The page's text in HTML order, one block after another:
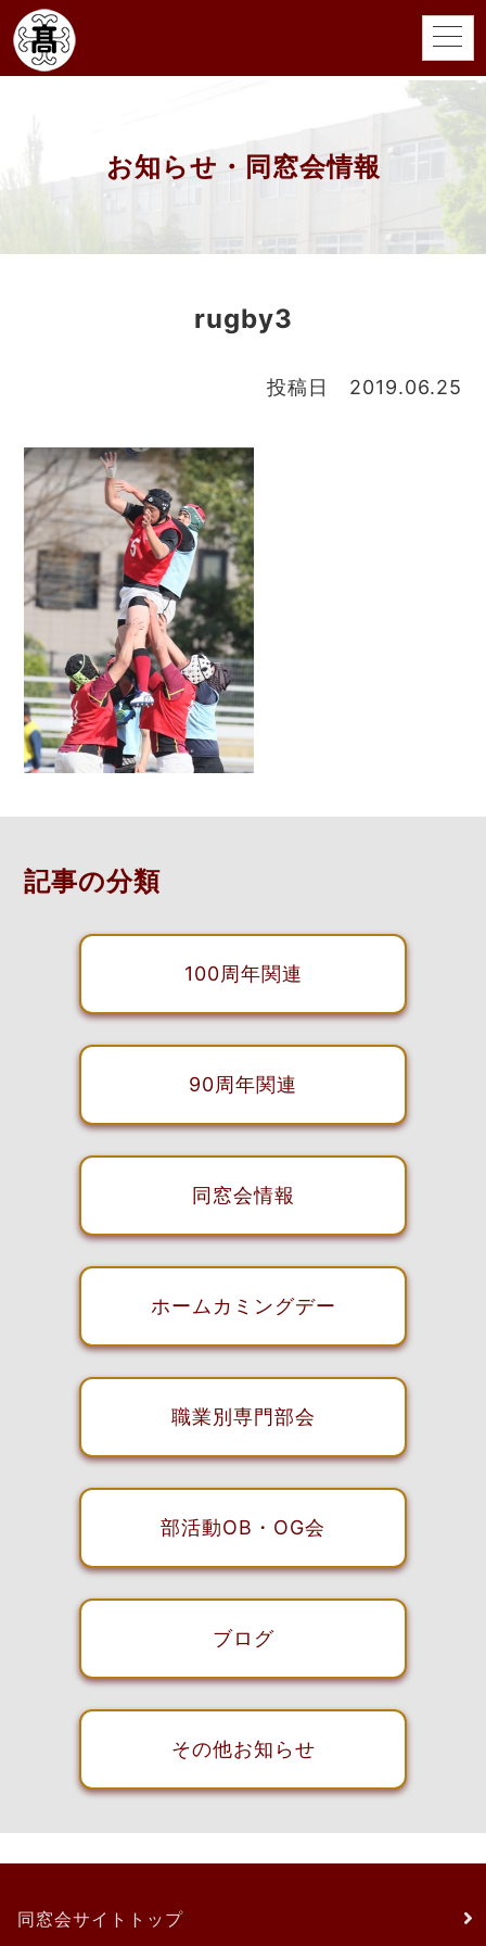
お知らせ・同窓会情報
rugby3
投稿日 2019.06.25
記事の分類
100周年関連
90周年関連
同窓会情報
ホームカミングデー
職業別専門部会
部活動OB・OG会
ブログ
その他お知らせ
同窓会サイトトップ